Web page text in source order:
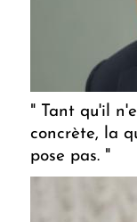
" Tant qu'il
concrète, la
pose pas. "